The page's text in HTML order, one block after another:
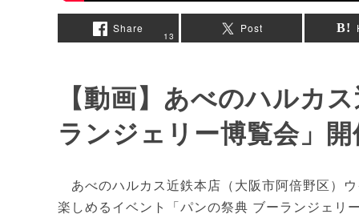
Share
13
Post
【動画】あべのハルカ
ランジェリー博覧会」
あべのハルカス近鉄本店（大阪市阿倍野区）
楽しめるイベント「パンの祭典 ブーランジェリ